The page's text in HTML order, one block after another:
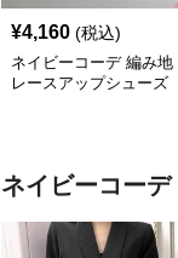
¥4,160 (税込)
ネイビーコーデ 編み地
レースアップシューズ
ネイビーコーデ